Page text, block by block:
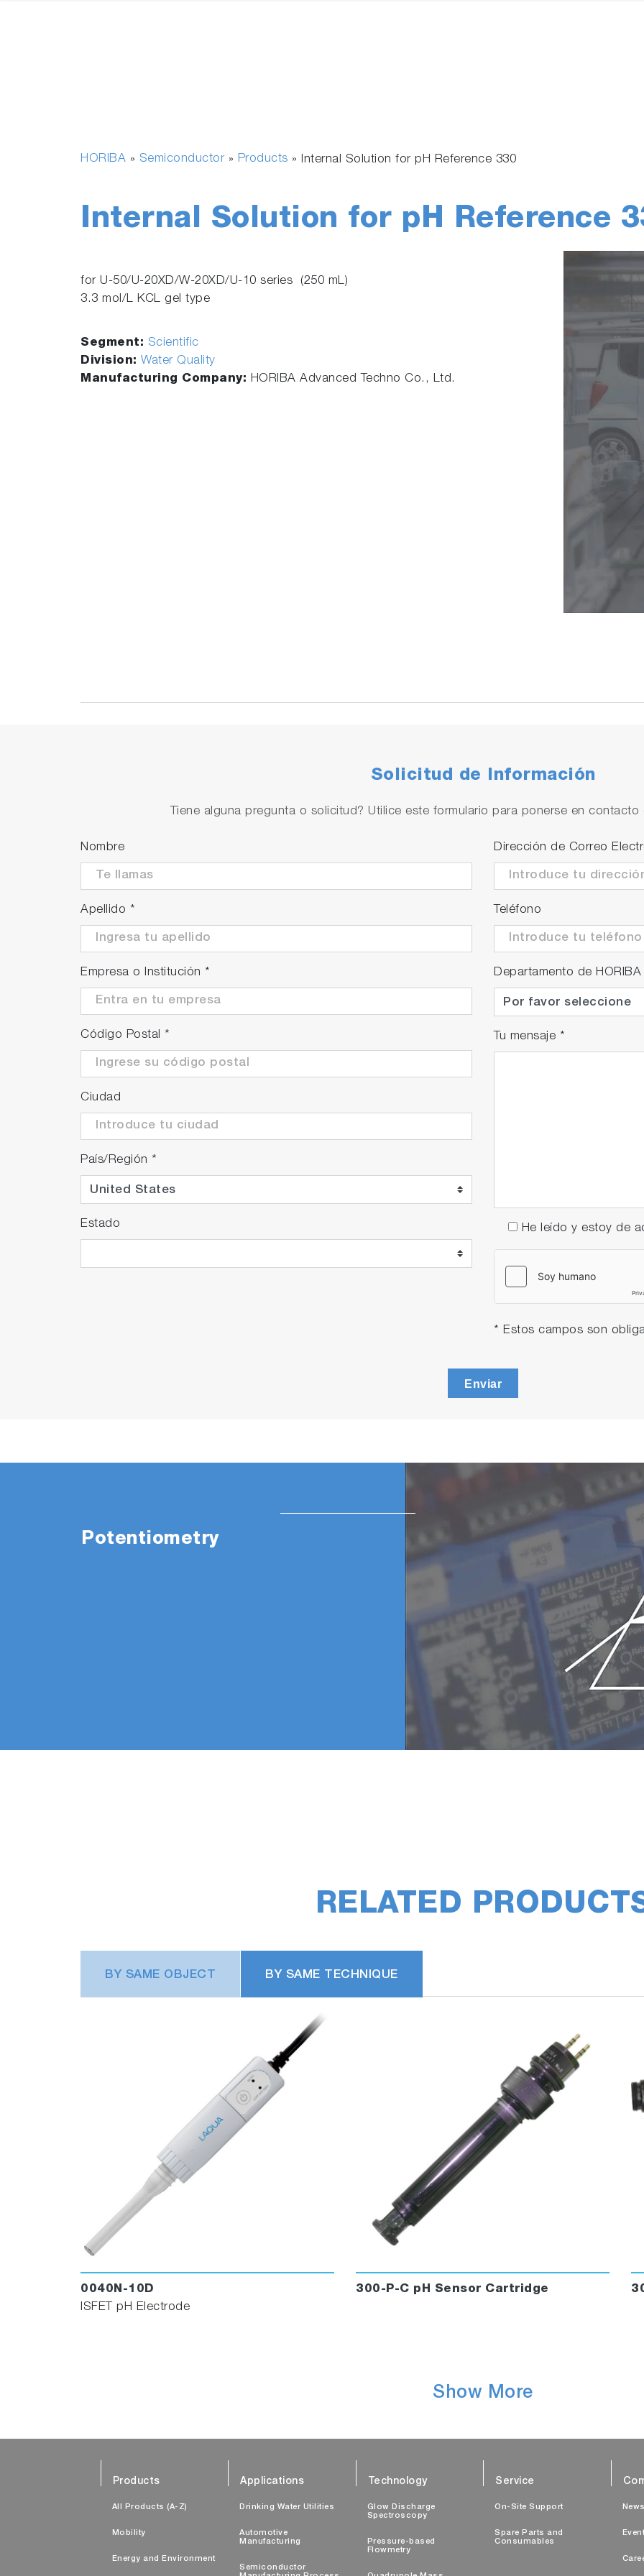
HORIBA » Semiconductor» Products » Internal Solution for pH Reference 330
Internal Solution for pH Reference
for U-50/U-20XD/W-20XD/U-10 series (250 mL)
3.3 mol/L KCL gel type
Segment: Scientific
Division: Water Quality
Manufacturing Company: HORIBA Advanced Techno Co., Ltd.
Solicitud de Información
Tiene alguna pregunta o solicitud? Utilice este formulario para ponerse en
Nombre
Apellido *
Empresa o Institución *
Código Postal *
Ciudad
País/Región *
Estado
Dirección de Correo
Teléfono
Departamento de HORIBA
Tu mensaje *
He leído y estoy de
* Estos campos son
Enviar
Potentiometry
RELATED
BY SAME OBJECT BY SAME TECHNIQUE
0040N-10D
ISFET pH Electrode
300-P-C pH Sensor Cartridge
Show More
Products
All Products (A-Z)
Mobility
Energy and Environment
Applications
Drinking Water Utilities
Automotive
Manufacturing
Semiconductor
Technology
Glow Discharge
Spectroscopy
Pressure-based
Flowmetry
Service
On-Site Support
Spare Parts and
Consumables